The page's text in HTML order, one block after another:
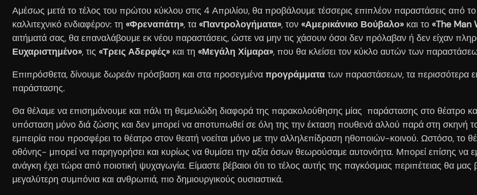
Αμέσως μετά το τέλος του πρώτου κύκλου στις 4 Απριλίου, θα προβάλουμε τέσσερις επιπλέον παραστάσεις από
καλλιτεχνικό ενδιαφέρον: τη «Φρεναπάτη», τα «Παντρολογήματα», τον «Αμερικάνικο Βούβαλο» και το «The Man
αιτήματά σας, θα επαναλάβουμε εκ νέου παραστάσεις, ώστε να μην τις χάσουν όσοι δεν πρόλαβαν ή δεν είχαν
Ευχαριστημένο», τις «Τρεις Αδερφές» και τη «Μεγάλη Χίμαρα», που θα κλείσει τον κύκλο αυτών των
Επιπρόσθετα, δίνουμε δωρεάν πρόσβαση και στα προσεγμένα προγράμματα των παραστάσεων, τα περισσότερα
παράστασης.
Θα θέλαμε να επισημάνουμε και πάλι τη θεμελιώδη διαφορά της παρακολούθησης μίας παράστασης στο θέατρο
υπόσταση μόνο διά ζώσης και δεν μπορεί να αποτυπωθεί σε όλη της την έκταση πουθενά αλλού παρά στη σκηνή
εμπειρία που προσφέρει το θέατρο στον θεατή νοείται μόνο με την αλληλεπίδραση ηθοποιών-κοινού. Ωστόσο, το
οθόνης- μπορεί να παρηγορήσει και κυρίως να θυμίσει την αξία όσων θεωρούσαμε αυτονόητα. Μπορεί επίσης να
ανάγκη έχει τώρα από ποιοτική ψυχαγωγία. Είμαστε βέβαιοι ότι το τέλος αυτής της παγκόσμιας περιπέτειας θα μας
μεγαλύτερη συμπόνια και ανθρωπιά, πιο δημιουργικούς ουσιαστικά.